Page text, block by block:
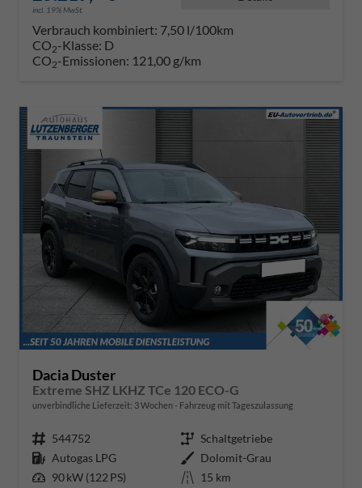
incl. 19% MwSt.
Verbrauch kombiniert: 7,50 l/100km
CO2-Klasse: D
CO2-Emissionen: 121,00 g/km
Dacia Duster
Extreme SHZ LKHZ TCe 120 ECO-G
unverbindliche Lieferzeit: 3 Wochen Fahrzeug mit Tageszulassung
Fahrzeugnr. 544752 Getriebe Schaltgetriebe
Kraftstoff Autogas LPG Außenfarbe Dolomit-Grau
Leistung 90 kW (122 PS) Kilometerstand 15 km